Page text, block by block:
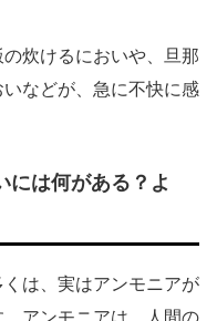
炊けるにおいや、旦那
などが、急に不快に感
には何がある？よ
は、実はアンモニアが
アンモニアは、人間の